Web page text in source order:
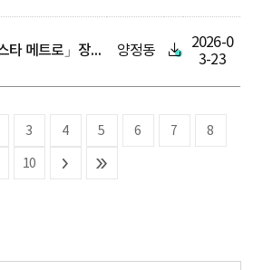
「울산신복역 비스타 메트로」장애인 특별공급 기관추천 대상자 모집 양정동
2026-0
3-23
3 4 5 6 7 8
10